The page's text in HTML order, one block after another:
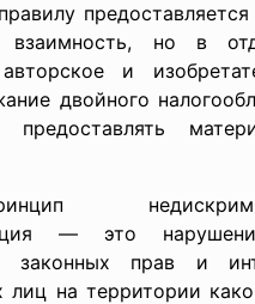
взаимность, но в
и
двойного
— это
законных прав и
лиц на территории